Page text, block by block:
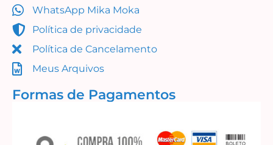
WhatsApp Mika Moka
Política de privacidade
Política de Cancelamento
Meus Arquivos
Formas de Pagamentos